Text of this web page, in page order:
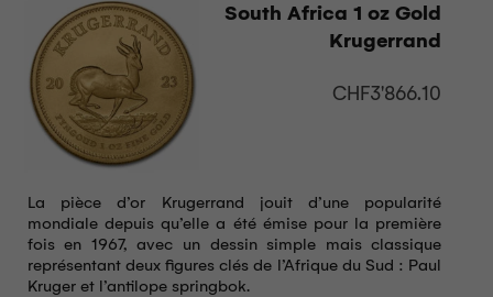
South Africa 1 oz Gold
Krugerrand
CHF3'866.10
La pièce d’or Krugerrand jouit d’une popularité
mondiale depuis qu’elle a été émise pour la première
fois en 1967, avec un dessin simple mais classique
représentant deux figures clés de l’Afrique du Sud : Paul
Kruger et l’antilope springbok.